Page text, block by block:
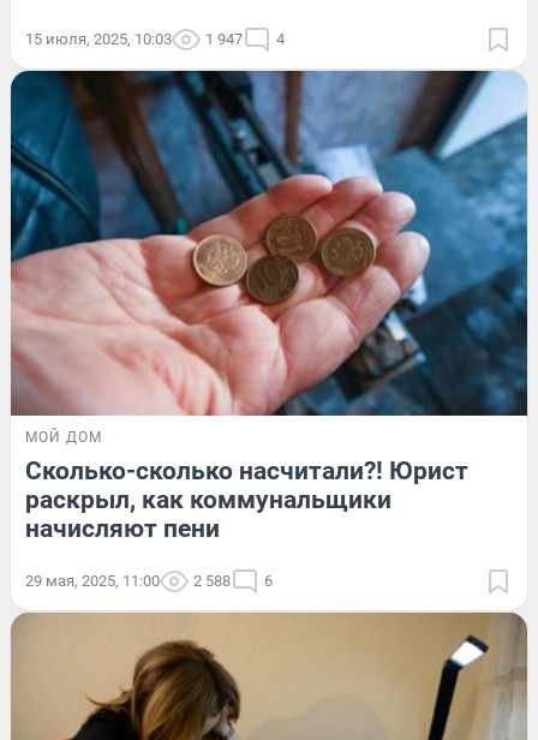
15 июля, 2025, 10:03 1 947 4
МОЙ ДОМ
Сколько-сколько насчитали?! Юрист
раскрыл, как коммунальщики
начисляют пени
29 мая, 2025, 11:00 2 588 6